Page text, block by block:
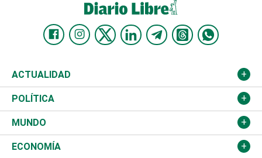
ACTUALIDAD
Nacional
Ciudad
Educación
POLÍTICA
Partidos
JCE
MUNDO
Estados Unidos
ECONOMÍA